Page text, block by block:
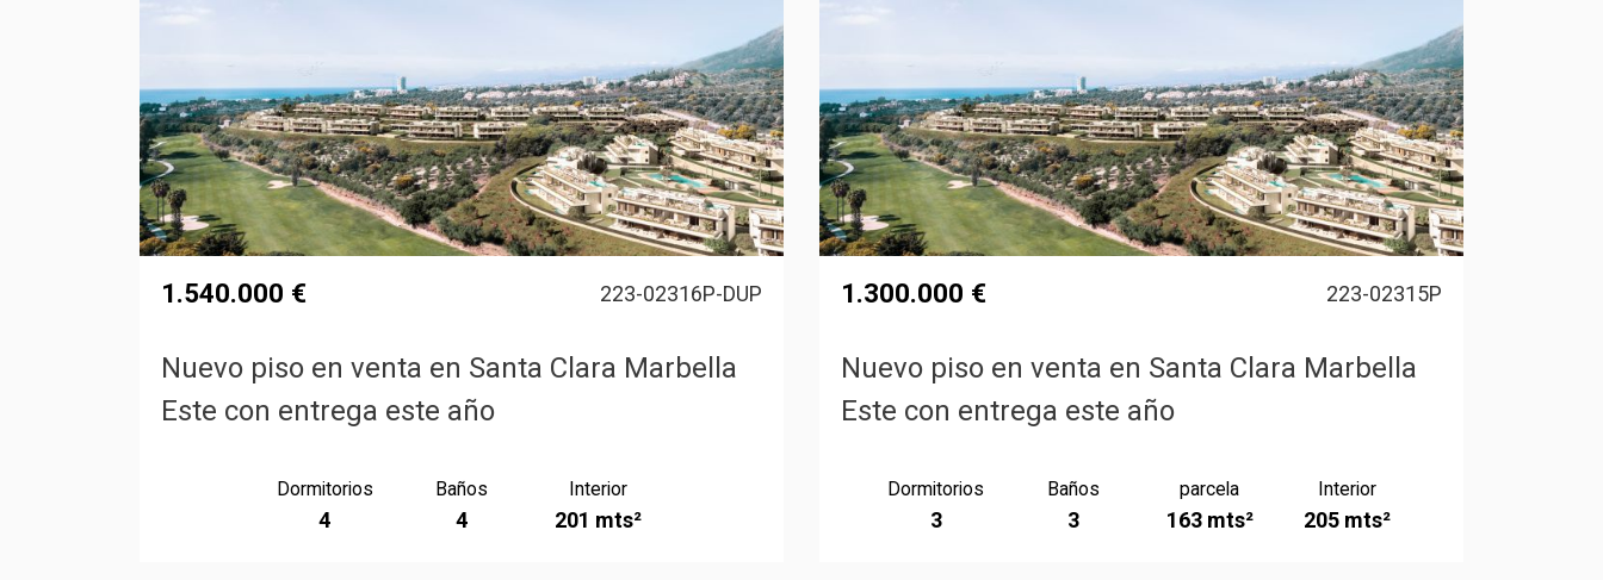
1.540.000 € 223-02316P-DUP
Nuevo piso en venta en Santa Clara Marbella
Este con entrega este año
Dormitorios
4
Baños
4
Interior
201 mts²
1.300.000 € 223-02315P
Nuevo piso en venta en Santa Clara Marbella
Este con entrega este año
Dormitorios
3
Baños
3
parcela
163 mts²
Interior
205 mts²